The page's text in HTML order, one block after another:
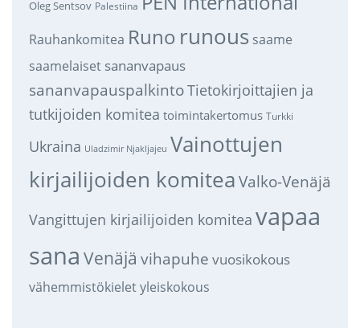
Oleg Sentsov Palestiina
Rauhankomitea Runo runous saame
saamelaiset sananvapaus
sananvapauspalkintoTietokirjoittajien ja
tutkijoiden komitea toimintakertomus Turkki
Ukraina Uladzimir Njakljajeu Vainottujen
kirjailijoiden komitea Valko-Venäjä
Vangittujen kirjailijoiden komitea vapaa
sana Venäjä vihapuhe vuosikokous
vähemmistökieletyleiskokous